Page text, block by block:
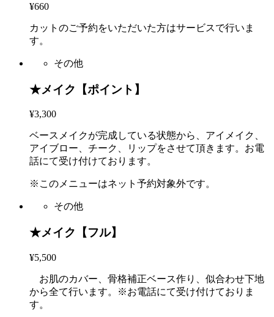
¥660
カットのご予約をいただいた方はサービスで行いま
す。
その他
★メイク【ポイント】
¥3,300
ベースメイクが完成している状態から、アイメイク、
アイブロー、チーク、リップをさせて頂きます。お電
話にて受け付けております。
※このメニューはネット予約対象外です。
その他
★メイク【フル】
¥5,500
お肌のカバー、骨格補正ベース作り、似合わせ下地
から全て行います。※お電話にて受け付けておりま
す。